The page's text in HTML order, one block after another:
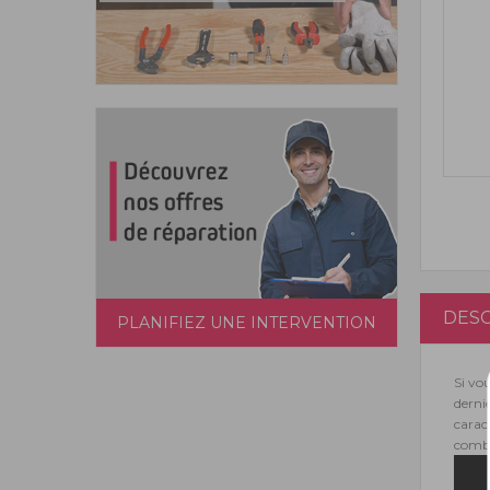
PLANIFIEZ UNE INTERVENTION
Si